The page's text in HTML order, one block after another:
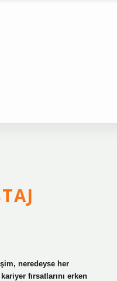
neredeyse her
fırsatlarını erken